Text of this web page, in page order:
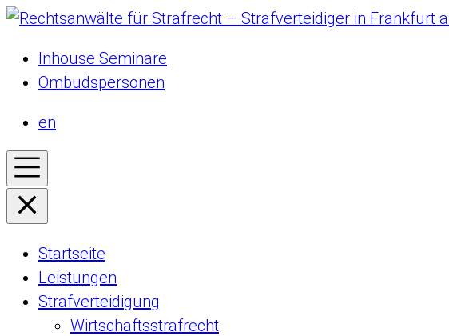
Inhouse Seminare
Ombudspersonen
en
Startseite
Leistungen
Strafverteidigung
Wirtschaftsstrafrecht